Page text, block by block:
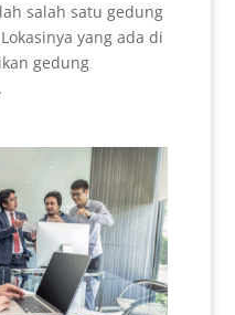
salah satu gedung
yang ada di
gedung